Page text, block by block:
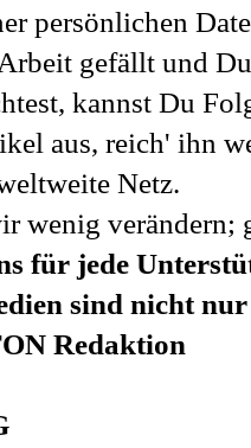
persönlichen
gefällt und
kannst Du
aus, reich' ihn
Netz.
wenig verändern;
für jede
sind nicht
Redaktion